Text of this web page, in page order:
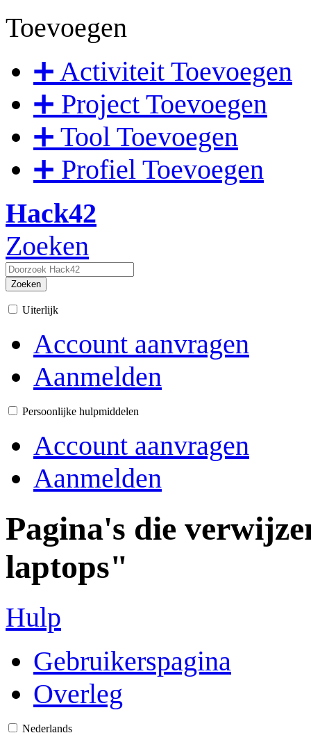
Toevoegen
➕ Activiteit Toevoegen
➕ Project Toevoegen
➕ Tool Toevoegen
➕ Profiel Toevoegen
Hack42
Zoeken
Zoeken
Uiterlijk
Account aanvragen
Aanmelden
Persoonlijke hulpmiddelen
Account aanvragen
Aanmelden
Pagina's die
laptops"
Hulp
Gebruikerspagina
Overleg
Nederlands